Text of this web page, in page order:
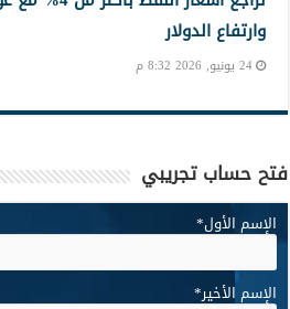
وارتفاع الدولار
24 يونيو, 2026 8:32 م
فتح حساب تجريبي
الإسم الأول*
الإسم الأخير*